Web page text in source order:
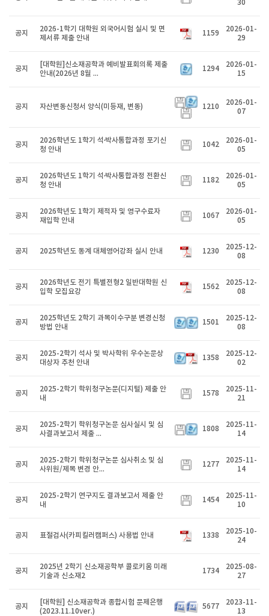
30
공지
2026-1학기 대학원 외국어시험 실시 및 면
제서류 제출 안내
1159
2026-01-
29
공지
[대학원]신소재공학과 예비발표회의록 제출
안내(2026년 8월 ...
1294
2026-01-
15
공지 자산변동신청서 양식(미등재, 변동) 1210
2026-01-
07
공지
2026학년도 1학기 석·박사통합과정 포기신
청 안내
1042
2026-01-
05
공지
2026학년도 1학기 석·박사통합과정 전환신
청 안내
1182
2026-01-
05
공지
2026학년도 1학기 제적자 및 영구수료자
재입학 안내
1067
2026-01-
05
공지 2025학년도 동계 대체영어강좌 실시 안내 1230
2025-12-
08
공지
2026학년도 전기 특별전형2 일반대학원 신
입학 모집요강
1562
2025-12-
08
공지
2025학년도 2학기 과목이수구분 변경신청
방법 안내
1501
2025-12-
08
공지
2025-2학기 석사 및 박사학위 우수논문상
대상자 추천 안내
1358
2025-12-
02
공지
2025-2학기 학위청구논문(디지털) 제출 안
내
1578
2025-11-
21
공지
2025-2학기 학위청구논문 심사실시 및 심
사결과보고서 제출 ...
1808
2025-11-
14
공지
2025-2학기 학위청구논문 심사취소 및 심
사위원/제목 변경 안...
1277
2025-11-
14
공지
2025-2학기 연구지도 결과보고서 제출 안
내
1454
2025-11-
10
공지 표절검사(카피킬러캠퍼스) 사용법 안내 1338
2025-10-
24
공지
2025년 2학기 신소재공학부 콜로키움 미래
기술과 신소재2
1734
2025-08-
27
공지
[대학원] 신소재공학과 종합시험 문제은행
(2023.11.10ver.)
5677
2023-11-
13